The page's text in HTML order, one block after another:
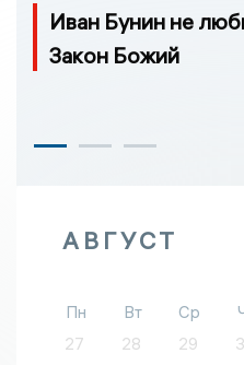
Иван Бунин не
Закон Божий
АВГУСТ
Пн Вт Ср
27
28 29